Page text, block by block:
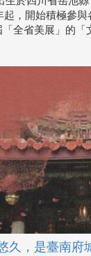
起，開始積極參
全省美展」的「
久，是臺南府